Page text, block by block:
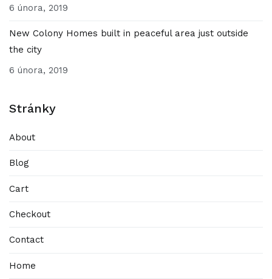
6 února, 2019
New Colony Homes built in peaceful area just outside
the city
6 února, 2019
Stránky
About
Blog
Cart
Checkout
Contact
Home